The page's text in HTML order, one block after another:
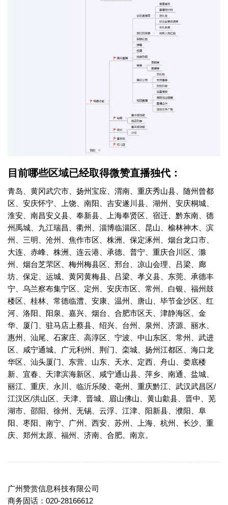
目前哪些区域已经取得微赞直播独代：
青岛、黄冈武穴市、扬州宝应、渭南、重庆秀山县、随州曾都
区、安庆怀宁、上饶、南阳、吉安遂川县、湖州、安庆桐城、
淮安、南昌安义县、奉新县、上海奉贤区、宿迁、黔东南、德
州禹城、九江瑞昌、衢州、淄博临淄区、昆山、榆林神木、滨
州、三明、沧州、焦作市区、株洲、保定涿州、烟台龙口市、
大连、赤峰、株洲、连云港、承德、普宁、重庆合川区、滁
州、烟台芝罘区、梅州梅县区、邢台、凉山会理、吕梁、廊
坊、保定、运城、黄冈黄梅县、吕梁、孝义县、东莞、承德丰
宁、乌兰察布集宁区、定州、安庆市区、常州、白银、福州鼓
楼区、桂林、常德临澧、安康、温州、唐山、毕节金沙区、红
河、洛阳、阳泉、嘉兴、烟台、合肥市区天、津静海区、金
华、厦门、驻马店上蔡县、绍兴、台州、泉州、济源、丽水、
惠州、汕尾、石家庄、高淳区、宁波、中山东区、常州、武进
区、咸宁通城、广元利州、荆门、栾城、扬州江都区、海口龙
华区、汕头厦门、东营、山东、天水、定西、舟山、娄底楼
新、宜春、天津滨海新区、咸宁通山县、萍乡、南通、盐城、
丽江、重庆、永川、临沂乐陵、亳州、重庆黔江、武汉武昌区/
江汉区/洪山区、天津、晋城、眉山佛山、黄山歙县、晋中、芜
湖市、邵阳、徐州、无锡、云浮、江津、阳新县、濮阳、阜
阳、枣阳、南宁、广州、西安、苏州、上海、杭州、长沙、重
庆、郑州太原、福州、济南、合肥、南京。
广州赞赏信息科技有限公司
商务固话：020-28166612